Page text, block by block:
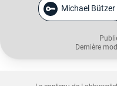
Michael Bützer
Dernière